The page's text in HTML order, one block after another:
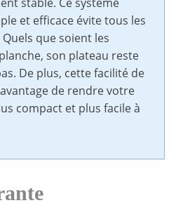
et efficace évite tous les
que soient les
son plateau reste
De plus, cette facilité de
de rendre votre
compact et plus facile à